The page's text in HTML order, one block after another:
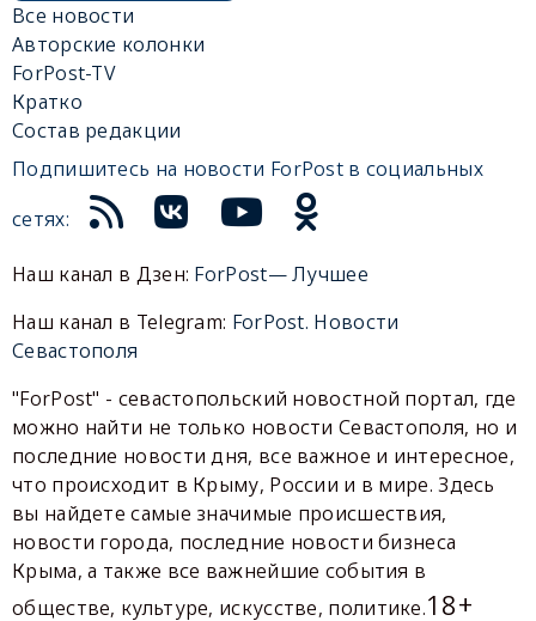
Все новости
Авторские колонки
ForPost-TV
Кратко
Состав редакции
Подпишитесь на новости ForPost в социальных
сетях:
Наш канал в Дзен: ForPost— Лучшее
Наш канал в Telegram: ForPost. Новости
Севастополя
"ForPost" - севастопольский новостной портал, где
можно найти не только новости Севастополя, но и
последние новости дня, все важное и интересное,
что происходит в Крыму, России и в мире. Здесь
вы найдете самые значимые происшествия,
новости города, последние новости бизнеса
Крыма, а также все важнейшие события в
обществе, культуре, искусстве, политике.18+